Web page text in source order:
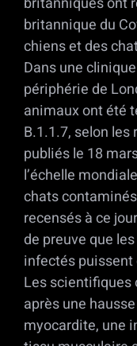
britannique du
chiens et des
Dans une
périphérie de
animaux ont été
B.1.1.7, selon
publiés le 18
l’échelle
chats
recensés à ce
de preuve que
infectés puissent
Les scientifiques
après une
myocardite, une